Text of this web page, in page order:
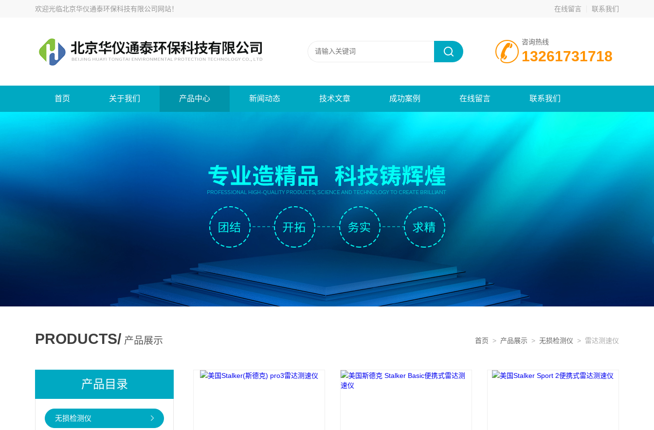
欢迎光临北京华仪通泰环保科技有限公司网站！ 在线留言 联系我们
咨询热线
13261731718
首页 关于我们 产品中心 新闻动态 技术文章 成功案例 在线留言 联系我们
PRODUCTS/ 产品展示 首页 > 产品展示 > 无损检测仪 > 雷达测速仪
产品目录
无损检测仪